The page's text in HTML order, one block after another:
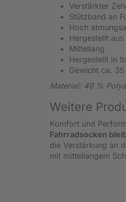
Verstärkter
Stützband an
Hoch
Hergestellt
Mittellang
Hergestellt in
Gewicht ca.
Material: 49 %
Weitere
Komfort und
Fahrradsocken
die Verstärkung an
mit mittellangem